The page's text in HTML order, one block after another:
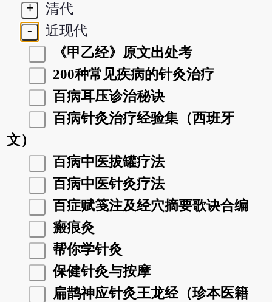
+
清代
-
近现代
《甲乙经》原文出处考
200种常见疾病的针灸治疗
百病耳压诊治秘诀
百病针灸治疗经验集（西班牙
文）
百病中医拔罐疗法
百病中医针灸疗法
百症赋笺注及经穴摘要歌诀合编
瘢痕灸
帮你学针灸
保健针灸与按摩
扁鹊神应针灸王龙经（珍本医籍